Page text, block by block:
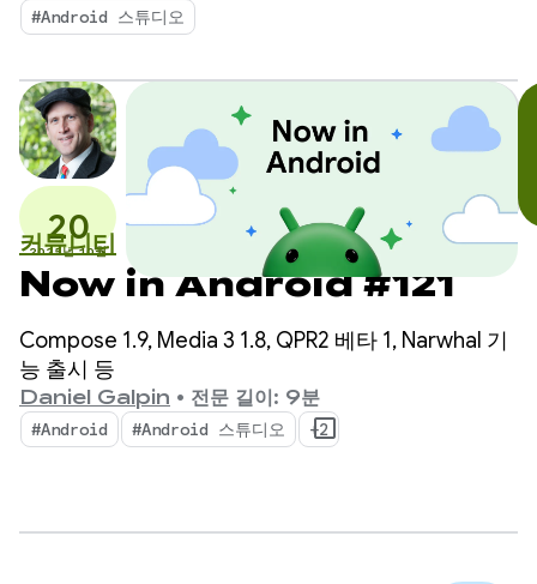
동하는 데 로컬 또는 원격 AI 모델을 선택할 수 있는 기
능이 도입되었습니다.
#Android 스튜디오
20
2025년 10월
커뮤니티
Now in Android #121
Compose 1.9, Media 3 1.8, QPR2 베타 1, Narwhal 기
능 출시 등
Daniel Galpin • 전문 길이: 9분
#Android #Android 스튜디오 +2